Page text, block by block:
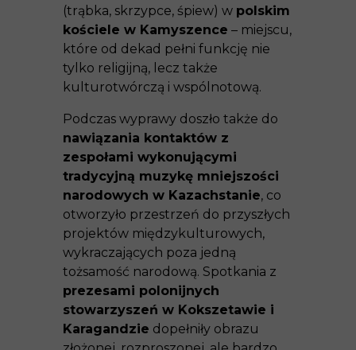
(trąbka, skrzypce, śpiew) w polskim
kościele w Kamyszence – miejscu,
które od dekad pełni funkcję nie
tylko religijną, lecz także
kulturotwórczą i wspólnotową.
Podczas wyprawy doszło także do
nawiązania kontaktów z
zespołami wykonującymi
tradycyjną muzykę mniejszości
narodowych w Kazachstanie, co
otworzyło przestrzeń do przyszłych
projektów międzykulturowych,
wykraczających poza jedną
tożsamość narodową. Spotkania z
prezesami polonijnych
stowarzyszeń w Kokszetawie i
Karagandzie dopełniły obrazu